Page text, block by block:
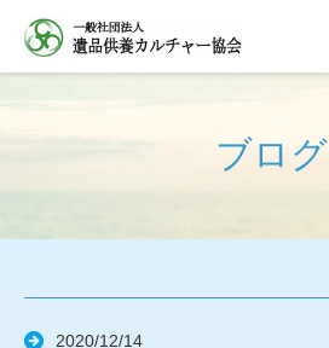
ブログ
2020/12/14